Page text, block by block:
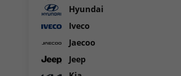
Hyundai
Iveco
Jaecoo
Jeep